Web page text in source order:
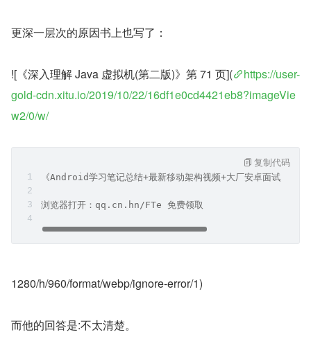
更深一层次的原因书上也写了：
![《深入理解 Java 虚拟机(第二版)》第 71 页](
https://user-
gold-cdn.xitu.io/2019/10/22/16df1e0cd4421eb8?imageVie
w2/0/w/
《Android学习笔记总结+最新移动架构视频+大厂安卓面试真题+
浏览器打开：qq.cn.hn/FTe 免费领取
复制代码
1280/h/960/format/webp/ignore-error/1)
而他的回答是:不太清楚。